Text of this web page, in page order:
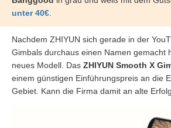
unter 40€
Nachdem ZHIYUN sich gerade in der
Gimbals durchaus einen Namen gemacht
neues Modell. Das ZHIYUN Smooth X
einem günstigen Einführungspreis an die
Gebiet. Kann die Firma damit an alte